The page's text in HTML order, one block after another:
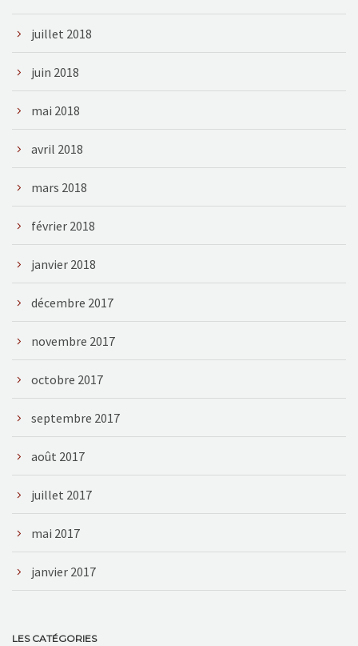
juillet 2018
juin 2018
mai 2018
avril 2018
mars 2018
février 2018
janvier 2018
décembre 2017
novembre 2017
octobre 2017
septembre 2017
août 2017
juillet 2017
mai 2017
janvier 2017
LES CATÉGORIES